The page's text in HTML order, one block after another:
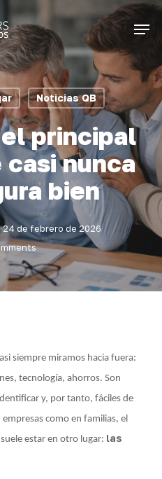
Noticias QB
principal
nunca
bien
24 de febrero de 2026
siempre miramos hacia fuera:
tecnología, ahorros. Son
y, por tanto, fáciles de
como en familias, el
estar en otro lugar: las
Menu